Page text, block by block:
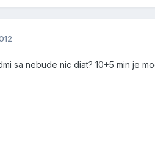
sa nebude nic diat? 10+5 min je